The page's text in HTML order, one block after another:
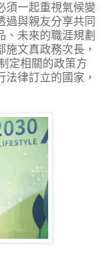
須一起重視氣候變
過與親友分享共同
、未來的職涯規劃
文真政務次長，
定相關的政策方
律訂立的國家，